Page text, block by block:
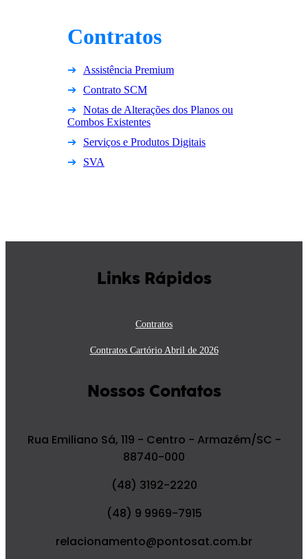
Contratos
Assistência Premium
Contrato SCM
Notas de Alterações dos Planos ou
Combos Existentes
Serviços e Produtos Digitais
SVA
Links Rápidos
Contratos
Contratos Cartório Abril de 2026
Nossos Contatos
Rua Emiliano Sá, 119 - Centro - Armazém/SC -
88740-000
(48) 3192-2220
(48) 9 9969-7915
relacionamento@pontosat.com.br